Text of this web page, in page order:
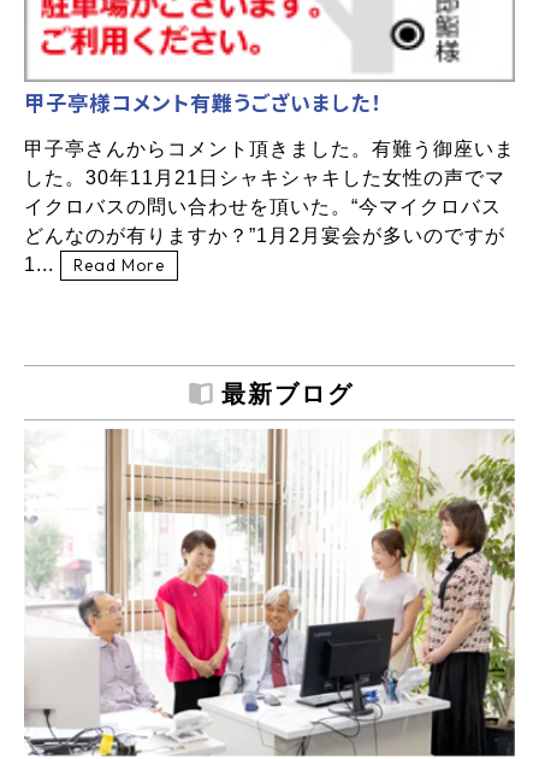
甲子亭様コメント有難うございました！
甲子亭さんからコメント頂きました。有難う御座いま
した。30年11月21日シャキシャキした女性の声でマ
イクロバスの問い合わせを頂いた。“今マイクロバス
どんなのが有りますか？”1月2月宴会が多いのですが
1...
Read More
最新ブログ